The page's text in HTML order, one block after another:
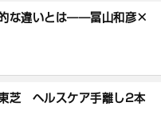
な違いとは――冨山和彦×
芝 ヘルスケア手離し2本